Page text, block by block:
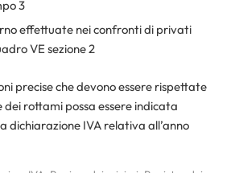
3
effettuate nei confronti di privati
VE sezione 2
precise che devono essere rispettate
dei rottami possa essere indicata
dichiarazione IVA relativa all’anno